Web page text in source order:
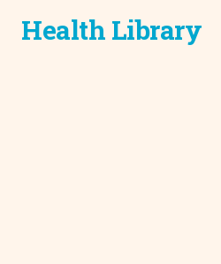
Health Library